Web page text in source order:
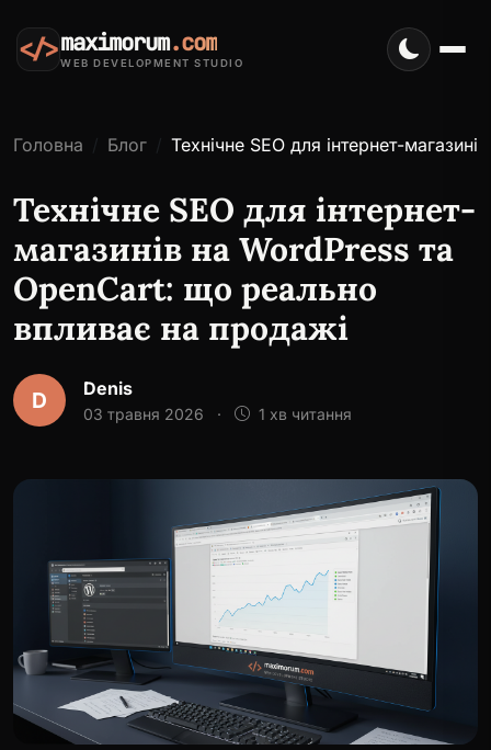
</>maximorum.com
WEB DEVELOPMENT STUDIO
Головна Блог Технічне SEO для інтернет-
Технічне SEO для інтернет-
магазинів на WordPress та
OpenCart: що реально
впливає на продажі
D Denis
03 травня 2026 · 1 хв читання